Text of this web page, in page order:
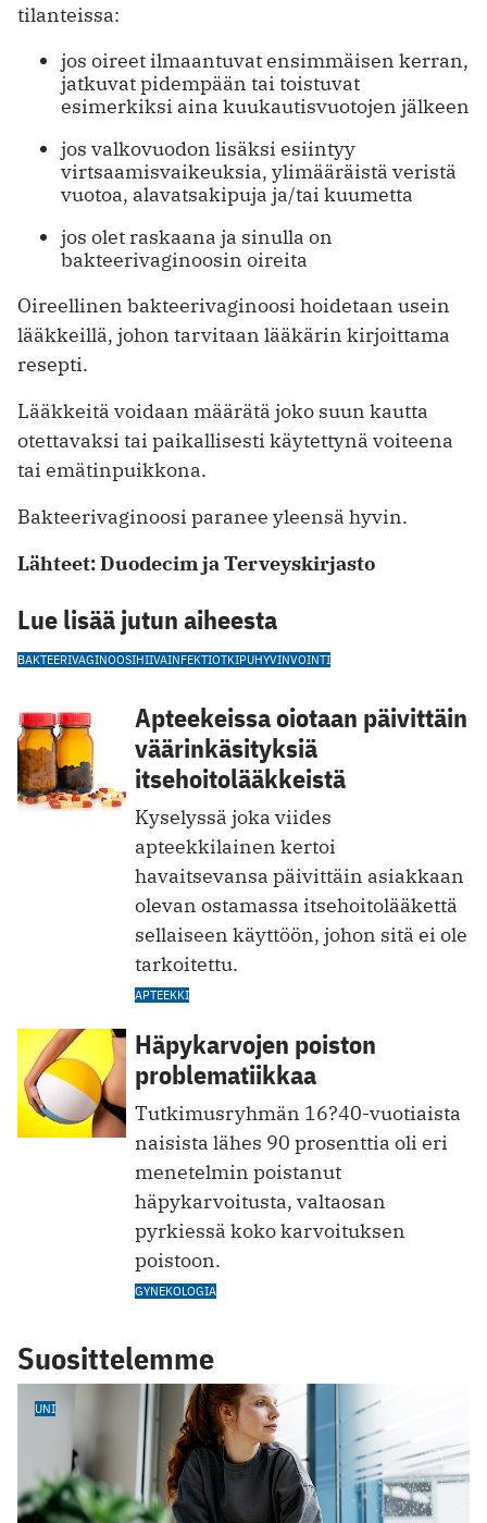
tilanteissa:
jos oireet ilmaantuvat ensimmäisen kerran,
jatkuvat pidempään tai toistuvat
esimerkiksi aina kuukautisvuotojen jälkeen
jos valkovuodon lisäksi esiintyy
virtsaamisvaikeuksia, ylimääräistä veristä
vuotoa, alavatsakipuja ja/tai kuumetta
jos olet raskaana ja sinulla on
bakteerivaginoosin oireita
Oireellinen bakteerivaginoosi hoidetaan usein
lääkkeillä, johon tarvitaan lääkärin kirjoittama
resepti.
Lääkkeitä voidaan määrätä joko suun kautta
otettavaksi tai paikallisesti käytettynä voiteena
tai emätinpuikkona.
Bakteerivaginoosi paranee yleensä hyvin.
Lähteet: Duodecim ja Terveyskirjasto
Lue lisää jutun aiheesta
BAKTEERIVAGINOOSIHIIVAINFEKTIOTKIPUHYVINVOINTI
Apteekeissa oiotaan päivittäin
väärinkäsityksiä
itsehoitolääkkeistä
Kyselyssä joka viides
apteekkilainen kertoi
havaitsevansa päivittäin asiakkaan
olevan ostamassa itsehoitolääkettä
sellaiseen käyttöön, johon sitä ei ole
tarkoitettu.
APTEEKKI
Häpykarvojen poiston
problematiikkaa
Tutkimusryhmän 16?40-vuotiaista
naisista lähes 90 prosenttia oli eri
menetelmin poistanut
häpykarvoitusta, valtaosan
pyrkiessä koko karvoituksen
poistoon.
GYNEKOLOGIA
Suosittelemme
UNI